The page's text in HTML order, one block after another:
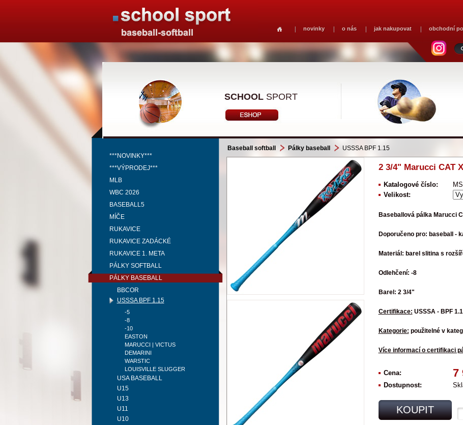
novinky o nás jak nakupovat obchodní
SCHOOLSPORT
***NOVINKY***
***VÝPRODEJ***
MLB
WBC 2026
BASEBALL5
MÍČE
RUKAVICE
RUKAVICE ZADÁCKÉ
RUKAVICE 1. META
PÁLKY SOFTBALL
PÁLKY BASEBALL
BBCOR
USSSA BPF 1.15
-5
-8
-10
EASTON
MARUCCI | VICTUS
DEMARINI
WARSTIC
LOUISVILLE SLUGGER
USA BASEBALL
U15
U13
U11
U10
Baseball softball Pálky baseball USSSA BPF 1.15
2 3/4" Marucci CAT
Katalogové číslo:
Velikost:
Baseballová pálka Marucci
Doporučeno pro: baseball -
Materiál: barel slitina s
Odlehčení: -8
Barel: 2 3/4"
Certifikace: USSSA - BPF
Kategorie: použitelné v
Více informací o certifikaci
Cena: 7
Dostupnost:
KOUPIT